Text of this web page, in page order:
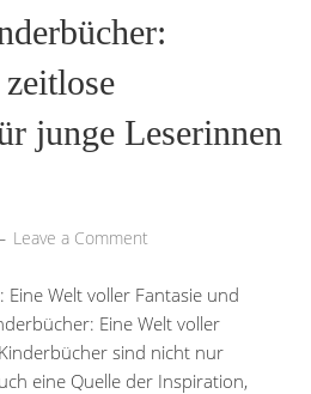
junge Leserinnen
Leave a Comment
Welt voller Fantasie und
Eine Welt voller
sind nicht nur
eine Quelle der Inspiration,